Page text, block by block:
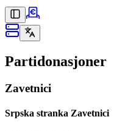
Partidonasjoner
Zavetnici
Srpska stranka Zavetnici